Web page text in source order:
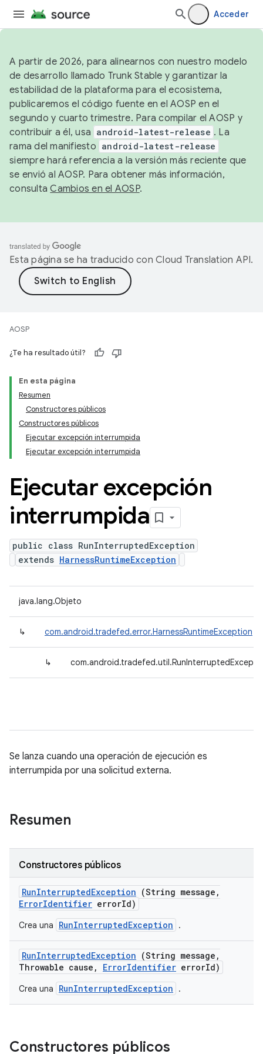
Acceder
A partir de 2026, para alinearnos con nuestro modelo
de desarrollo llamado Trunk Stable y garantizar la
estabilidad de la plataforma para el ecosistema,
publicaremos el código fuente en el AOSP en el
segundo y cuarto trimestre. Para compilar el AOSP y
contribuir a él, usa android-latest-release . La
rama del manifiesto android-latest-release
siempre hará referencia a la versión más reciente que
se envió al AOSP. Para obtener más información,
consultaCambios en el AOSP.
Esta página se ha traducido con Cloud Translation API.
AOSP
¿Te ha resultado útil?
En esta página
Resumen
Constructores públicos
Constructores públicos
Ejecutar excepción interrumpida
Ejecutar excepción interrumpida
Ejecutar excepción
interrumpida
public class RunInterruptedException
extends HarnessRuntimeException
java.lang.Objeto
↳ com.android.tradefed.error.HarnessRuntimeException
↳
Se lanza cuando una operación de ejecución es
interrumpida por una solicitud externa.
Resumen
Constructores públicos
RunInterruptedException (String message ,
ErrorIdentifier errorId)
Crea una RunInterruptedException .
RunInterruptedException (String message ,
Throwable cause , ErrorIdentifier errorId)
Crea una RunInterruptedException .
Constructores públicos